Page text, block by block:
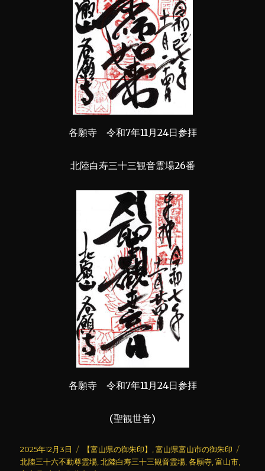
各願寺 令和7年11月24日参拝
北陸白寿三十三観音霊場26番
各願寺 令和7年11月24日参拝
(聖観世音)
投
稿
2025年12月3日
カ
テ
【富山県の御朱印】 ,富山県富山市の御朱印
北陸三十六不動尊霊場 ,北陸白寿三十三観音霊場 ,各願寺 ,富山市